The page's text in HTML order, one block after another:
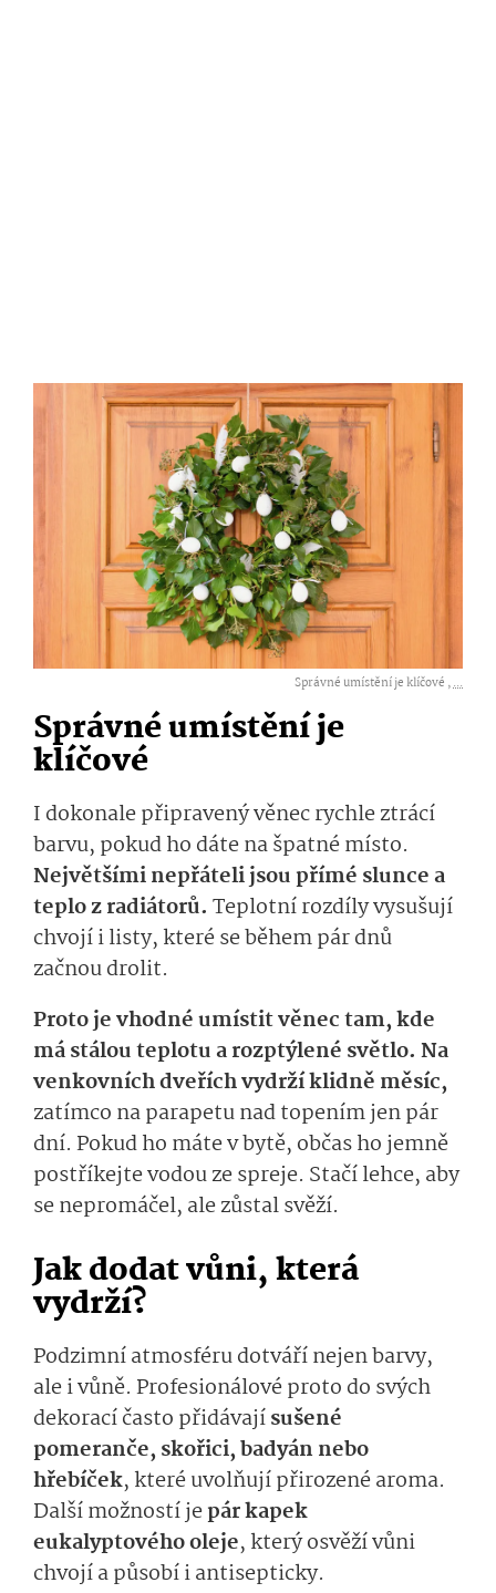
Správné umístění je klíčové ,...
Správné umístění je
klíčové
I dokonale připravený věnec rychle ztrácí
barvu, pokud ho dáte na špatné místo.
Největšími nepřáteli jsou přímé slunce a
teplo z radiátorů. Teplotní rozdíly vysušují
chvojí i listy, které se během pár dnů
začnou drolit.
Proto je vhodné umístit věnec tam, kde
má stálou teplotu a rozptýlené světlo. Na
venkovních dveřích vydrží klidně měsíc,
zatímco na parapetu nad topením jen pár
dní. Pokud ho máte v bytě, občas ho jemně
postříkejte vodou ze spreje. Stačí lehce, aby
se nepromáčel, ale zůstal svěží.
Jak dodat vůni, která
vydrží?
Podzimní atmosféru dotváří nejen barvy,
ale i vůně. Profesionálové proto do svých
dekorací často přidávajísušené
pomeranče, skořici, badyán nebo
hřebíček, které uvolňují přirozené aroma.
Další možností jepár kapek
eukalyptového oleje, který osvěží vůni
chvojí a působí i antisepticky.